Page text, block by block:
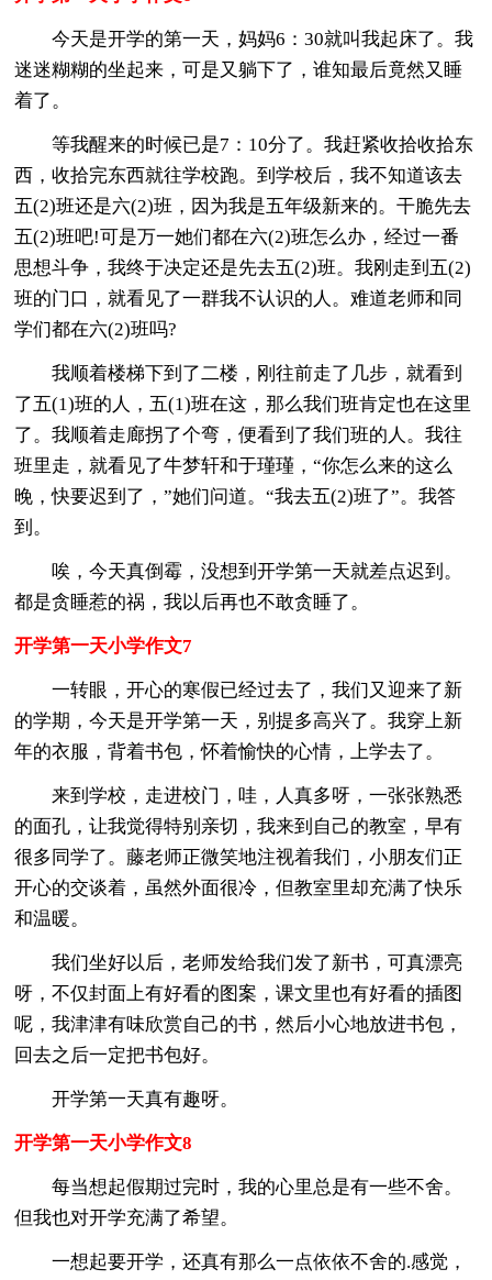
今天是开学的第一天，妈妈6：30就叫我起床了。我
迷迷糊糊的坐起来，可是又躺下了，谁知最后竟然又睡
着了。
等我醒来的时候已是7：10分了。我赶紧收拾收拾东
西，收拾完东西就往学校跑。到学校后，我不知道该去
五(2)班还是六(2)班，因为我是五年级新来的。干脆先去
五(2)班吧!可是万一她们都在六(2)班怎么办，经过一番
思想斗争，我终于决定还是先去五(2)班。我刚走到五(2)
班的门口，就看见了一群我不认识的人。难道老师和同
学们都在六(2)班吗?
我顺着楼梯下到了二楼，刚往前走了几步，就看到
了五(1)班的人，五(1)班在这，那么我们班肯定也在这里
了。我顺着走廊拐了个弯，便看到了我们班的人。我往
班里走，就看见了牛梦轩和于瑾瑾，“你怎么来的这么
晚，快要迟到了，”她们问道。“我去五(2)班了”。我答
到。
唉，今天真倒霉，没想到开学第一天就差点迟到。
都是贪睡惹的祸，我以后再也不敢贪睡了。
开学第一天小学作文7
一转眼，开心的寒假已经过去了，我们又迎来了新
的学期，今天是开学第一天，别提多高兴了。我穿上新
年的衣服，背着书包，怀着愉快的心情，上学去了。
来到学校，走进校门，哇，人真多呀，一张张熟悉
的面孔，让我觉得特别亲切，我来到自己的教室，早有
很多同学了。藤老师正微笑地注视着我们，小朋友们正
开心的交谈着，虽然外面很冷，但教室里却充满了快乐
和温暖。
我们坐好以后，老师发给我们发了新书，可真漂亮
呀，不仅封面上有好看的图案，课文里也有好看的插图
呢，我津津有味欣赏自己的书，然后小心地放进书包，
回去之后一定把书包好。
开学第一天真有趣呀。
开学第一天小学作文8
每当想起假期过完时，我的心里总是有一些不舍。
但我也对开学充满了希望。
一想起要开学，还真有那么一点依依不舍的.感觉，